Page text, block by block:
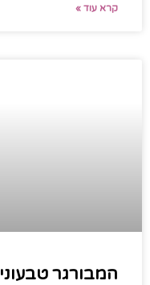
קרא עוד »
המבורגר טבעוני